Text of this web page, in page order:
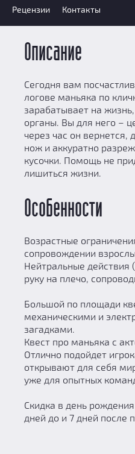
Рецензии Контакты
Описание
Сегодня вам
логове маньяка по
зарабатывает на
органы. Вы для него –
через час он
нож и аккуратно
кусочки. Помощь не
лишиться жизни.
Особенности
Возрастные
сопровождении
Нейтральные действия
руку на плечо,
Большой по площади
механическими и
загадками.
Квест про маньяка с
Отлично подойдет
открывают для себя
уже для опытных
Скидка в день
дней до и 7 дней после